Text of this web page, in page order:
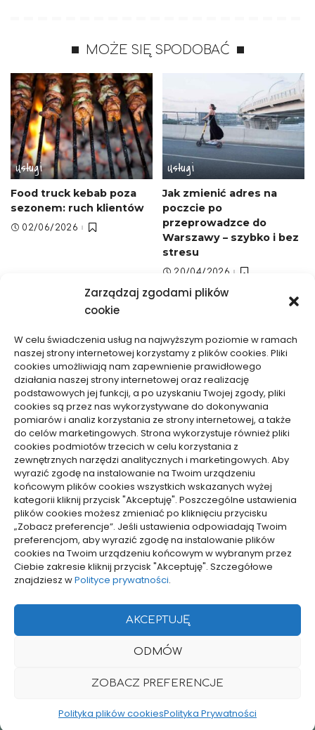
Zarządzaj zgodami plików
cookie
W celu świadczenia usług na najwyższym poziomie w ramach
naszej strony internetowej korzystamy z plików cookies. Pliki
cookies umożliwiają nam zapewnienie prawidłowego
działania naszej strony internetowej oraz realizację
podstawowych jej funkcji, a po uzyskaniu Twojej zgody, pliki
cookies są przez nas wykorzystywane do dokonywania
pomiarów i analiz korzystania ze strony internetowej, a także
do celów marketingowych. Strona wykorzystuje również pliki
cookies podmiotów trzecich w celu korzystania z
zewnętrznych narzędzi analitycznych i marketingowych. Aby
wyrazić zgodę na instalowanie na Twoim urządzeniu
końcowym plików cookies wszystkich wskazanych wyżej
kategorii kliknij przycisk "Akceptuję". Poszczególne ustawienia
plików cookies możesz zmieniać po kliknięciu przycisku
„Zobacz preferencje”. Jeśli ustawienia odpowiadają Twoim
preferencjom, aby wyrazić zgodę na instalowanie plików
cookies na Twoim urządzeniu końcowym w wybranym przez
Ciebie zakresie kliknij przycisk "Akceptuję". Szczegółowe
znajdziesz wPolityce prywatności.
AKCEPTUJĘ
ODMÓW
ZOBACZ PREFERENCJE
Polityka plików cookiesPolityka Prywatności
MOŻE SIĘ SPODOBAĆ
Usługi
Food truck kebab poza
sezonem: ruch klientów
02/06/2026
Usługi
Jak zmienić adres na
poczcie po
przeprowadzce do
Warszawy – szybko i bez
stresu
20/04/2026
Usługi
Jak ocenić ryzyko przed
sprawą karną, by nie
działać impulsywnie
18/04/2026
Usługi
Od czego zależy wycena
tłumaczenia
symultanicznego –
konkretne czynniki
15/01/2026
WCZYTAJ WIĘCEJ
pozyjonowanie lokalne
Projekty domów Rzeszów
© LASER. Wszelkie prawa zastrzeżone.